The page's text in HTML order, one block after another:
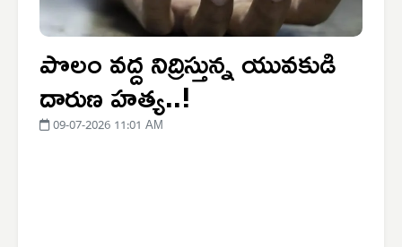
పొలం వద్ద నిద్రిస్తున్న యువకుడి
దారుణ హత్య..!
09-07-2026 11:01 AM